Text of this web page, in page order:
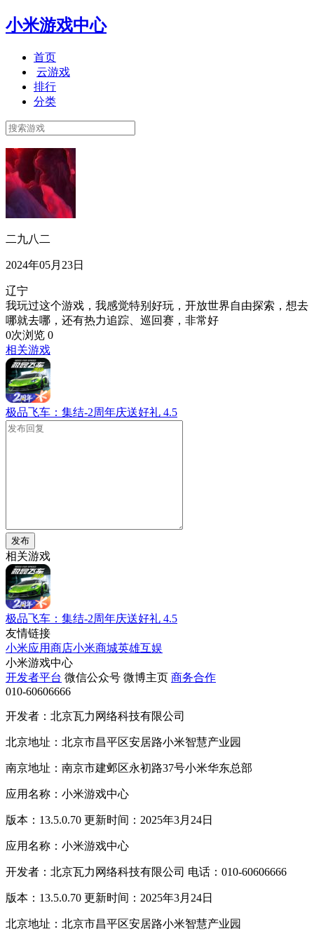
小米游戏中心
首页
云游戏
排行
分类
二九八二
2024年05月23日
辽宁
我玩过这个游戏，我感觉特别好玩，开放世界自由探索，想去
哪就去哪，还有热力追踪、巡回赛，非常好
0次浏览 0
相关游戏
极品飞车：集结-2周年庆送好礼 4.5
发布
相关游戏
极品飞车：集结-2周年庆送好礼 4.5
友情链接
小米应用商店小米商城英雄互娱
小米游戏中心
开发者平台 微信公众号 微博主页 商务合作
010-60606666
开发者：北京瓦力网络科技有限公司
北京地址：北京市昌平区安居路小米智慧产业园
南京地址：南京市建邺区永初路37号小米华东总部
应用名称：小米游戏中心
版本：13.5.0.70 更新时间：2025年3月24日
应用名称：小米游戏中心
开发者：北京瓦力网络科技有限公司 电话：010-60606666
版本：13.5.0.70 更新时间：2025年3月24日
北京地址：北京市昌平区安居路小米智慧产业园